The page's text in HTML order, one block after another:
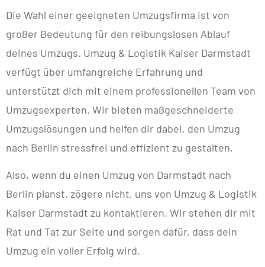
Die Wahl einer geeigneten Umzugsfirma ist von
großer Bedeutung für den reibungslosen Ablauf
deines Umzugs. Umzug & Logistik Kaiser Darmstadt
verfügt über umfangreiche Erfahrung und
unterstützt dich mit einem professionellen Team von
Umzugsexperten. Wir bieten maßgeschneiderte
Umzugslösungen und helfen dir dabei, den Umzug
nach Berlin stressfrei und effizient zu gestalten.
Also, wenn du einen Umzug von Darmstadt nach
Berlin planst, zögere nicht, uns von Umzug & Logistik
Kaiser Darmstadt zu kontaktieren. Wir stehen dir mit
Rat und Tat zur Seite und sorgen dafür, dass dein
Umzug ein voller Erfolg wird.